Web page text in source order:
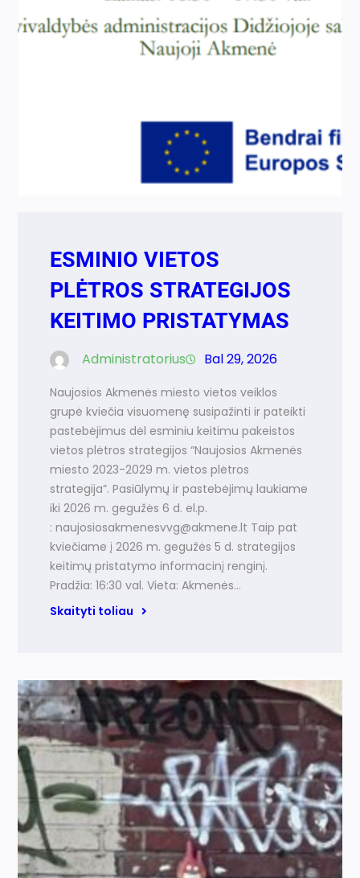
ESMINIO VIETOS
PLĖTROS STRATEGIJOS
KEITIMO PRISTATYMAS
Administratorius Bal 29, 2026
Naujosios Akmenės miesto vietos veiklos
grupė kviečia visuomenę susipažinti ir pateikti
pastebėjimus dėl esminiu keitimu pakeistos
vietos plėtros strategijos “Naujosios Akmenės
miesto 2023-2029 m. vietos plėtros
strategija”. Pasiūlymų ir pastebėjimų laukiame
iki 2026 m. gegužės 6 d. el.p.
: naujosiosakmenesvvg@akmene.lt Taip pat
kviečiame į 2026 m. gegužės 5 d. strategijos
keitimų pristatymo informacinį renginį.
Pradžia: 16:30 val. Vieta: Akmenės…
Skaityti toliau